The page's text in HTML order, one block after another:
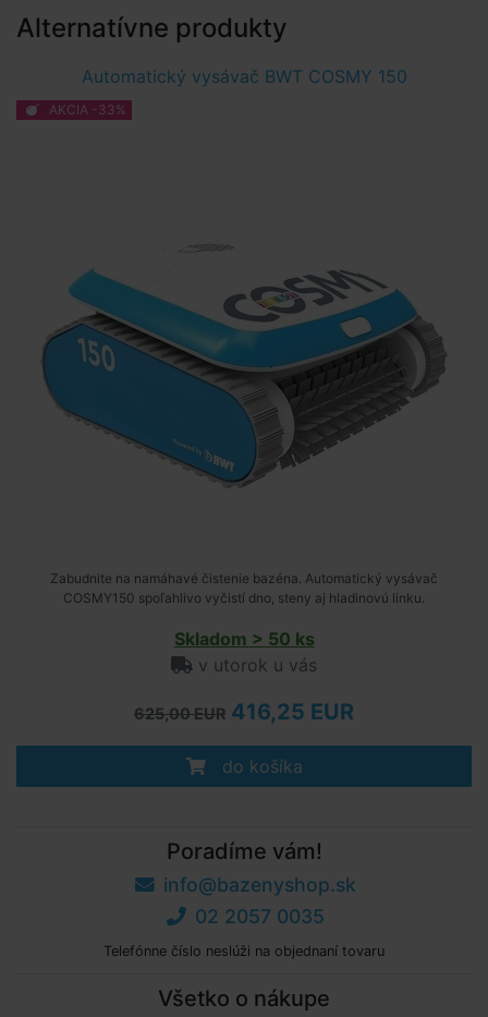
Alternatívne produkty
Automatický vysávač BWT COSMY 150
AKCIA -33%
Zabudnite na namáhavé čistenie bazéna. Automatický vysávač
COSMY150 spoľahlivo vyčistí dno, steny aj hladinovú linku.
Skladom > 50 ks
v utorok u vás
625,00 EUR 416,25 EUR
do košíka
Poradíme vám!
info@bazenyshop.sk
02 2057 0035
Telefónne číslo neslúži na objednaní tovaru
Všetko o nákupe